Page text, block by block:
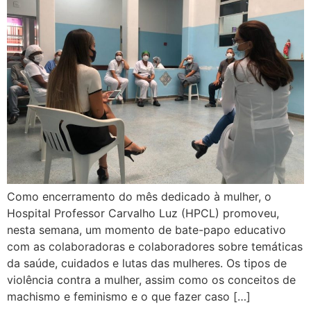
Como encerramento do mês dedicado à mulher, o
Hospital Professor Carvalho Luz (HPCL) promoveu,
nesta semana, um momento de bate-papo educativo
com as colaboradoras e colaboradores sobre temáticas
da saúde, cuidados e lutas das mulheres. Os tipos de
violência contra a mulher, assim como os conceitos de
machismo e feminismo e o que fazer caso […]